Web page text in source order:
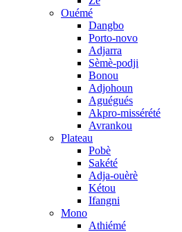
Ouémé
Dangbo
Porto-novo
Adjarra
Sèmè-podji
Bonou
Adjohoun
Aguégués
Akpro-missérété
Avrankou
Plateau
Pobè
Sakété
Adja-ouèrè
Kétou
Ifangni
Mono
Athiémé